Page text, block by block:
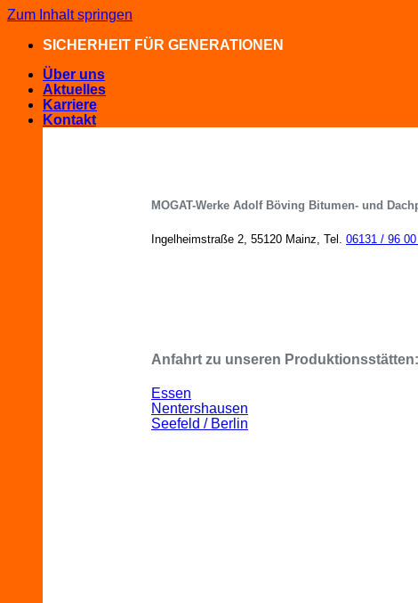
Zum Inhalt springen
SICHERHEIT FÜR GENERATIONEN
Über uns
Aktuelles
Karriere
Kontakt
MOGAT-Werke Adolf Böving Bitumen- und
Ingelheimstraße 2, 55120 Mainz, Tel. 06131 / 96
Anfahrt zu unseren Produktionsstätten:
Essen
Nentershausen
Seefeld / Berlin